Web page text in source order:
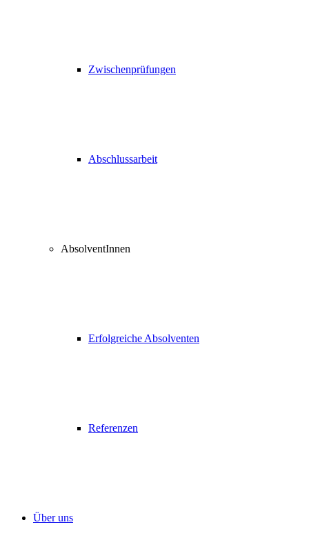
Zwischenprüfungen
Abschlussarbeit
AbsolventInnen
Erfolgreiche Absolventen
Referenzen
Über uns